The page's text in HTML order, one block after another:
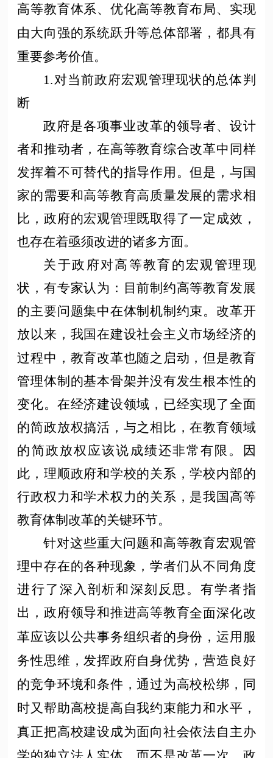
高等教育体系、优化高等教育布局、实现
由大向强的系统跃升等总体部署，都具有
重要参考价值。
1.对当前政府宏观管理现状的总体判
断
政府是各项事业改革的领导者、设计
者和推动者，在高等教育综合改革中同样
发挥着不可替代的指导作用。但是，与国
家的需要和高等教育高质量发展的需求相
比，政府的宏观管理既取得了一定成效，
也存在着亟须改进的诸多方面。
关于政府对高等教育的宏观管理现
状，有专家认为：目前制约高等教育发展
的主要问题集中在体制机制约束。改革开
放以来，我国在建设社会主义市场经济的
过程中，教育改革也随之启动，但是教育
管理体制的基本骨架并没有发生根本性的
变化。在经济建设领域，已经实现了全面
的简政放权搞活，与之相比，在教育领域
的简政放权应该说成绩还非常有限。因
此，理顺政府和学校的关系，学校内部的
行政权力和学术权力的关系，是我国高等
教育体制改革的关键环节。
针对这些重大问题和高等教育宏观管
理中存在的各种现象，学者们从不同角度
进行了深入剖析和深刻反思。有学者指
出，政府领导和推进高等教育全面深化改
革应该以公共事务组织者的身份，运用服
务性思维，发挥政府自身优势，营造良好
的竞争环境和条件，通过为高校松绑，同
时又帮助高校提高自我约束能力和水平，
真正把高校建设成为面向社会依法自主办